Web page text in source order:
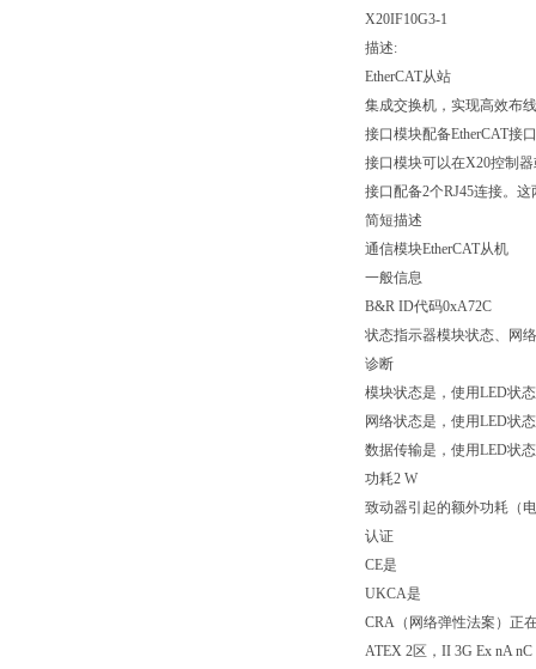
X20IF10G3-1
描述:
EtherCAT从站
集成交换机，实现高效布线
接口模块配备EtherCAT接
接口模块可以在X20控制
接口配备2个RJ45连接。
简短描述
通信模块EtherCAT从机
一般信息
B&R ID代码0xA72C
状态指示器模块状态、网
诊断
模块状态是，使用LED状
网络状态是，使用LED状
数据传输是，使用LED状
功耗2 W
致动器引起的额外功耗（
认证
CE是
UKCA是
CRA（网络弹性法案）正
ATEX 2区，II 3G Ex nA